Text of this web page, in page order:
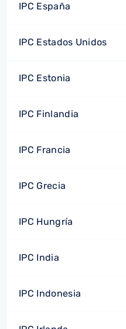
IPC España
IPC Estados Unidos
IPC Estonia
IPC Finlandia
IPC Francia
IPC Grecia
IPC Hungría
IPC India
IPC Indonesia